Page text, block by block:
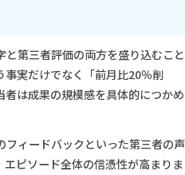
第三者評価の両方を盛り込むこと
事実だけでなく「前月比20％削
は成果の規模感を具体的につかめ
フィードバックといった第三者の声
ピソード全体の信憑性が高まりま